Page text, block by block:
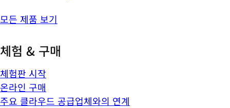
모든 제품 보기
체험 & 구매
체험판 시작
온라인 구매
주요 클라우드 공급업체와의 연계